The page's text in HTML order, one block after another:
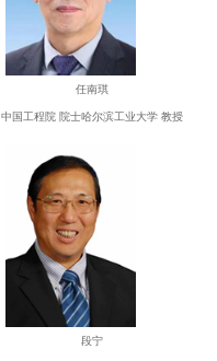
任南琪
中国工程院 院士哈尔滨工业大学 教授
段宁